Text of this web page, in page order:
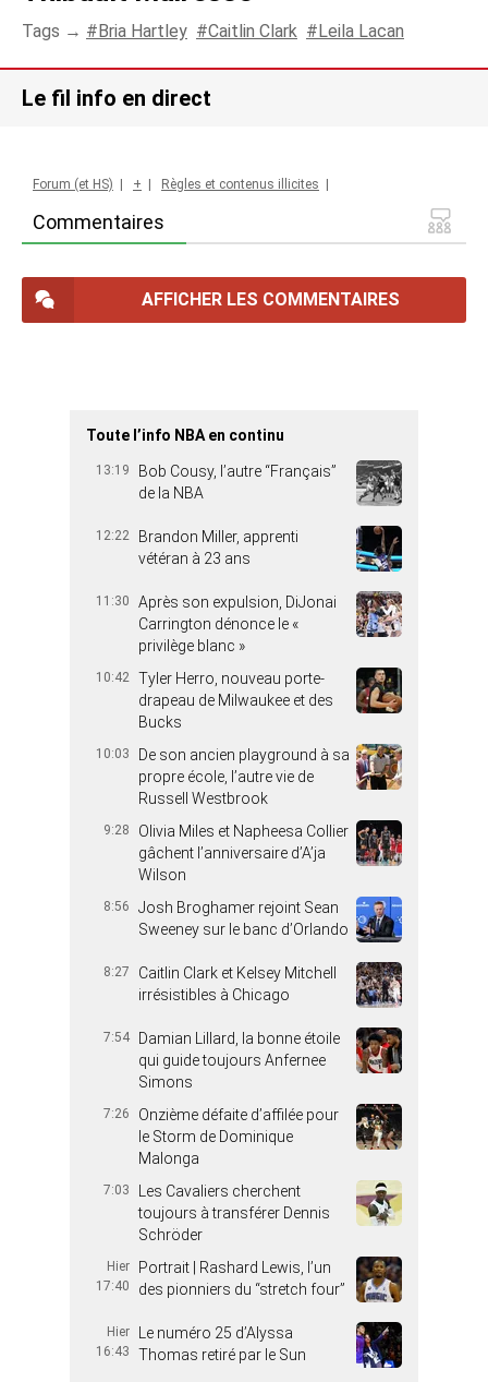
Tags → Bria Hartley Caitlin Clark Leila Lacan
Le fil info en direct
Commentaires
Forum (et HS) + Règles et contenus illicites
AFFICHER LES COMMENTAIRES
Toute l’info NBA en continu
13:19
Bob Cousy, l’autre “Français”
de la NBA
12:22
Brandon Miller, apprenti
vétéran à 23 ans
11:30
Après son expulsion, DiJonai
Carrington dénonce le «
privilège blanc »
10:42 Tyler Herro, nouveau porte-
drapeau de Milwaukee et des
Bucks
10:03
De son ancien playground à sa
propre école, l’autre vie de
Russell Westbrook
9:28
Olivia Miles et Napheesa Collier
gâchent l’anniversaire d’A’ja
Wilson
8:56
Josh Broghamer rejoint Sean
Sweeney sur le banc d’Orlando
8:27
Caitlin Clark et Kelsey Mitchell
irrésistibles à Chicago
7:54
Damian Lillard, la bonne étoile
qui guide toujours Anfernee
Simons
7:26
Onzième défaite d’affilée pour
le Storm de Dominique
Malonga
7:03
Les Cavaliers cherchent
toujours à transférer Dennis
Schröder
Hier
17:40
Portrait | Rashard Lewis, l’un
des pionniers du “stretch four”
Hier
16:43
Le numéro 25 d’Alyssa
Thomas retiré par le Sun